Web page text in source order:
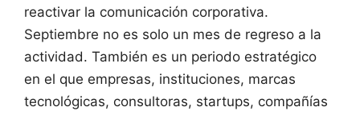
reactivar la comunicación corporativa.
Septiembre no es solo un mes de regreso a la
actividad. También es un periodo estratégico
en el que empresas, instituciones, marcas
tecnológicas, consultoras, startups, compañías